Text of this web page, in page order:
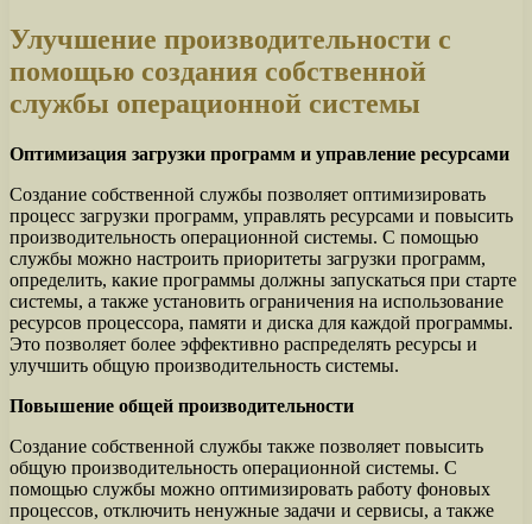
Улучшение производительности с
помощью создания собственной
службы операционной системы
Оптимизация загрузки программ и управление ресурсами
Создание собственной службы позволяет оптимизировать
процесс загрузки программ, управлять ресурсами и повысить
производительность операционной системы. С помощью
службы можно настроить приоритеты загрузки программ,
определить, какие программы должны запускаться при старте
системы, а также установить ограничения на использование
ресурсов процессора, памяти и диска для каждой программы.
Это позволяет более эффективно распределять ресурсы и
улучшить общую производительность системы.
Повышение общей производительности
Создание собственной службы также позволяет повысить
общую производительность операционной системы. С
помощью службы можно оптимизировать работу фоновых
процессов, отключить ненужные задачи и сервисы, а также